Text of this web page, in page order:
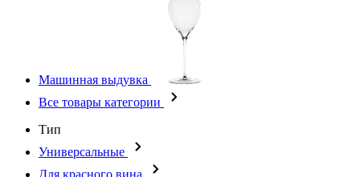
Машинная выдувка
Все товары категории
Тип
Универсальные
Для красного вина